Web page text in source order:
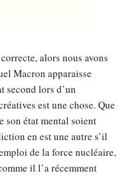
alors nous avons
Macron apparaisse
second lors d’un
est une chose. Que
son état mental soient
en est une autre s’il
de la force nucléaire,
il l’a récemment